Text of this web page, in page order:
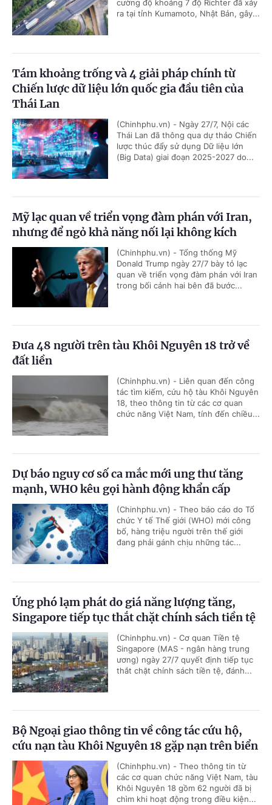
cường độ khoảng 7 độ Richter đã xảy
ra tại tỉnh Kumamoto, Nhật Bản, gây...
Tám khoảng trống và 4 giải pháp chính từ
Chiến lược dữ liệu lớn quốc gia đầu tiên của
Thái Lan
(Chinhphu.vn) - Ngày 27/7, Nội các
Thái Lan đã thông qua dự thảo Chiến
lược thúc đẩy sử dụng Dữ liệu lớn
(Big Data) giai đoạn 2025-2027 do...
Mỹ lạc quan về triển vọng đàm phán với Iran,
nhưng để ngỏ khả năng nối lại không kích
(Chinhphu.vn) - Tổng thống Mỹ
Donald Trump ngày 27/7 bày tỏ lạc
quan về triển vọng đàm phán với Iran
trong bối cảnh hai bên đã bước...
Đưa 48 người trên tàu Khôi Nguyên 18 trở về
đất liền
(Chinhphu.vn) - Liên quan đến công
tác tìm kiếm, cứu hộ tàu Khôi Nguyên
18, theo thông tin từ các cơ quan
chức năng Việt Nam, tính đến chiều...
Dự báo nguy cơ số ca mắc mới ung thư tăng
mạnh, WHO kêu gọi hành động khẩn cấp
(Chinhphu.vn) - Theo báo cáo do Tổ
chức Y tế Thế giới (WHO) mới công
bố, hàng triệu người trên thế giới
đang phải gánh chịu những tác...
Ứng phó lạm phát do giá năng lượng tăng,
Singapore tiếp tục thắt chặt chính sách tiền tệ
(Chinhphu.vn) - Cơ quan Tiền tệ
Singapore (MAS - ngân hàng trung
ương) ngày 27/7 quyết định tiếp tục
thắt chặt chính sách tiền tệ, đánh...
Bộ Ngoại giao thông tin về công tác cứu hộ,
cứu nạn tàu Khôi Nguyên 18 gặp nạn trên biển
(Chinhphu.vn) - Theo thông tin từ
các cơ quan chức năng Việt Nam, tàu
Khôi Nguyên 18 gồm 62 người đã bị
chìm khi hoạt động trong điều kiện...